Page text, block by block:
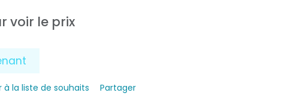
voir le prix
à la liste de souhaits Partager